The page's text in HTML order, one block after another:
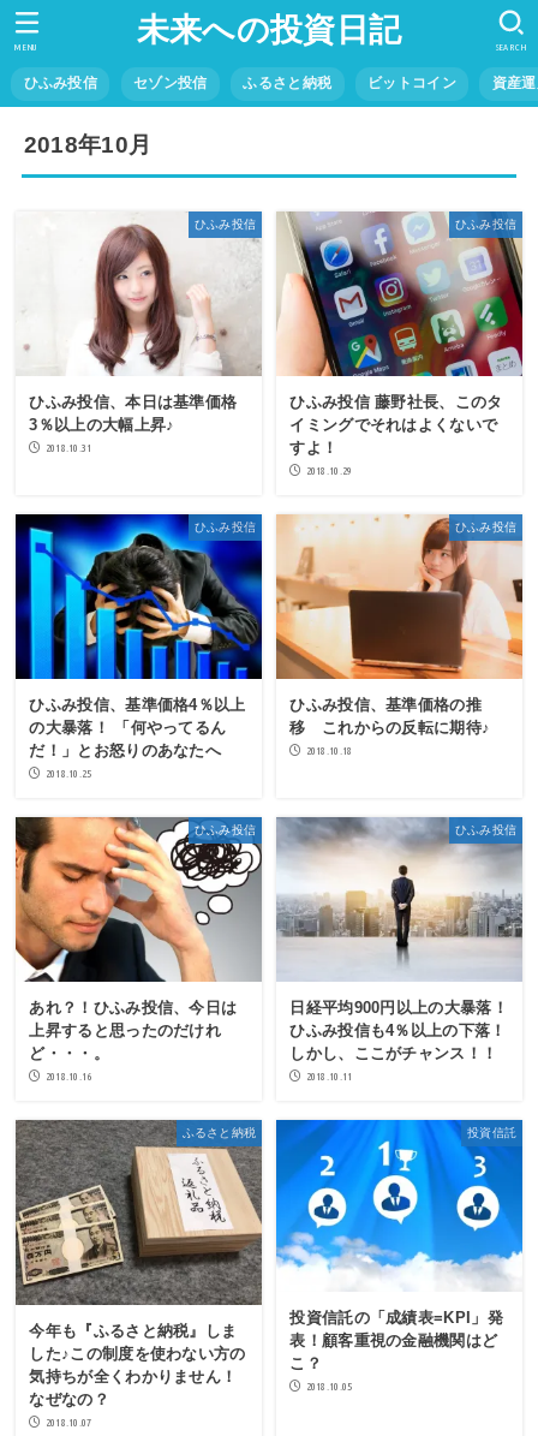
未来への投資日記
ひふみ投信 セゾン投信 ふるさと納税 ビットコイン 資産
SEARCH
MENU
2018年10月
ひふみ投信
ひふみ投信、本日は基準価格
3％以上の大幅上昇♪
2018.10.31
ひふみ投信
ひふみ投信 藤野社長、このタ
イミングでそれはよくないで
すよ！
2018.10.29
ひふみ投信
ひふみ投信、基準価格4％以上
の大暴落！ 「何やってるん
だ！」とお怒りのあなたへ
2018.10.25
ひふみ投信
ひふみ投信、基準価格の推
移 これからの反転に期待♪
2018.10.18
ひふみ投信
あれ？！ひふみ投信、今日は
上昇すると思ったのだけれ
ど・・・。
2018.10.16
ひふみ投信
日経平均900円以上の大暴落！
ひふみ投信も4％以上の下落！
しかし、ここがチャンス！！
2018.10.11
ふるさと納税
今年も『ふるさと納税』しま
した♪この制度を使わない方の
気持ちが全くわかりません！
なぜなの？
2018.10.07
投資信託
投資信託の「成績表=KPI」発
表！顧客重視の金融機関はど
こ？
2018.10.05